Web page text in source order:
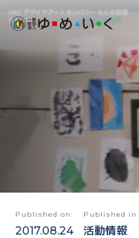
Published on:
2017.08.24
Published in:
活動情報